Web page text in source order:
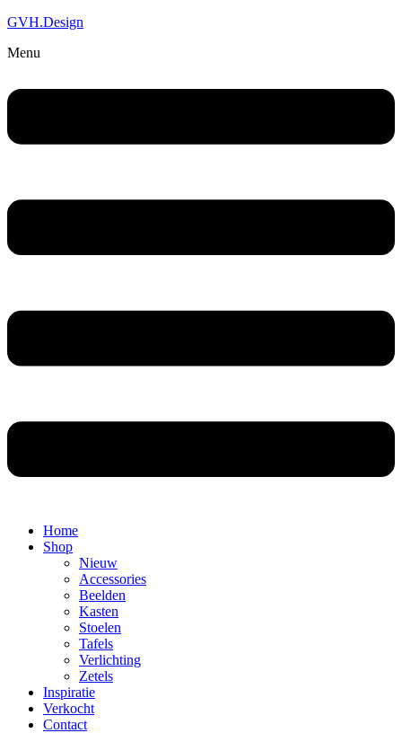
GVH.Design
Menu
Home
Shop
Nieuw
Accessories
Beelden
Kasten
Stoelen
Tafels
Verlichting
Zetels
Inspiratie
Verkocht
Contact